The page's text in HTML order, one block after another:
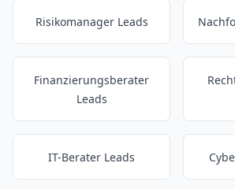
Risikomanager Leads
Finanzierungsberater
Leads
IT-Berater Leads